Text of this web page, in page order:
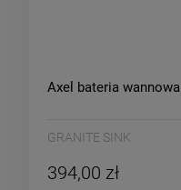
Axel bateria wannowa
GRANITE SINK
394,00 zł